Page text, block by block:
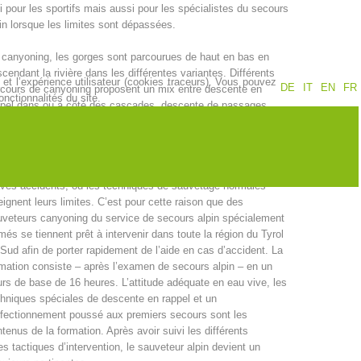
de sauvetage Contakt
Jahresberichte
Formation
pour les sportifs mais aussi pour les spécialistes du secours
lorsque les limites sont dépassées.
canyoning, les gorges sont parcourues de haut en bas en
la rivière dans les différentes variantes. Différents
de canyoning proposent un mix entre descente en
dans ou à côté des cascades, descente de passages
accidents, où les techniques de sauvetage normales
leurs limites. C’est pour cette raison que des
canyoning du service de secours alpin spécialement
se tiennent prêt à intervenir dans toute la région du Tyrol
afin de porter rapidement de l’aide en cas d’accident. La
consiste – après l’examen de secours alpin – en un
de base de 16 heures. L’attitude adéquate en eau vive, les
spéciales de descente en rappel et un
poussé aux premiers secours sont les
de la formation. Après avoir suivi les différents
tactiques d’intervention, le sauveteur alpin devient un
DE
IT EN FR
l’expérience utilisateur (cookies traceurs). Vous pouvez
du site.